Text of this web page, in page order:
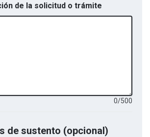
de la solicitud o trámite
0/500
de sustento (opcional)